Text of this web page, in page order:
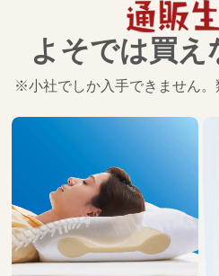
よそでは買え
※小社でしか入手できません。